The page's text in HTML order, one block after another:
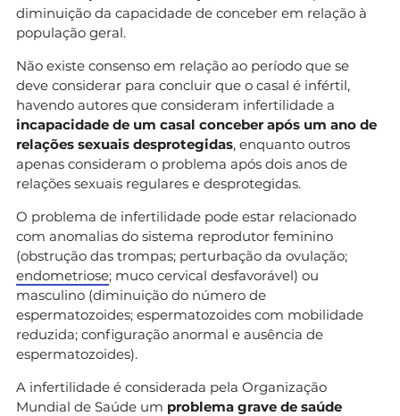
diminuição da capacidade de conceber em relação à
população geral.
Não existe consenso em relação ao período que se
deve considerar para concluir que o casal é infértil,
havendo autores que consideram infertilidade a
incapacidade de um casal conceber após um ano de
relações sexuais desprotegidas, enquanto outros
apenas consideram o problema após dois anos de
relações sexuais regulares e desprotegidas.
O problema de infertilidade pode estar relacionado
com anomalias do sistema reprodutor feminino
(obstrução das trompas; perturbação da ovulação;
endometriose; muco cervical desfavorável) ou
masculino (diminuição do número de
espermatozoides; espermatozoides com mobilidade
reduzida; configuração anormal e ausência de
espermatozoides).
A infertilidade é considerada pela Organização
Mundial de Saúde um problema grave de saúde